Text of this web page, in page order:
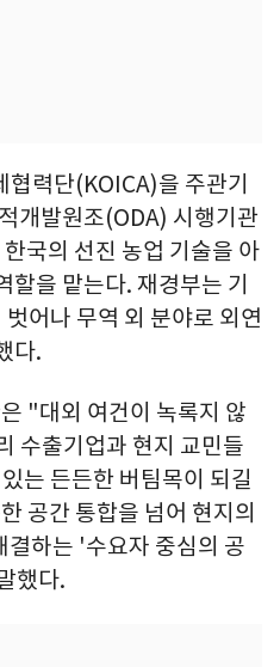
력단(KOICA)을 주관기
개발원조(ODA) 시행기관
국의 선진 농업 기술을 아
을 맡는다. 재경부는 기
어나 무역 외 분야로 외연
다.
"대외 여건이 녹록지 않
수출기업과 현지 교민들
는 든든한 버팀목이 되길
공간 통합을 넘어 현지의
결하는 '수요자 중심의 공
했다.